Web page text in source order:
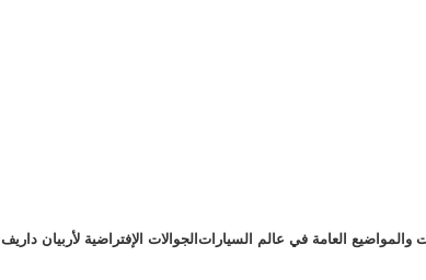
والمواضيع العامة في عالم السيارات الجوالات الإفتراضية لأربيان داريف